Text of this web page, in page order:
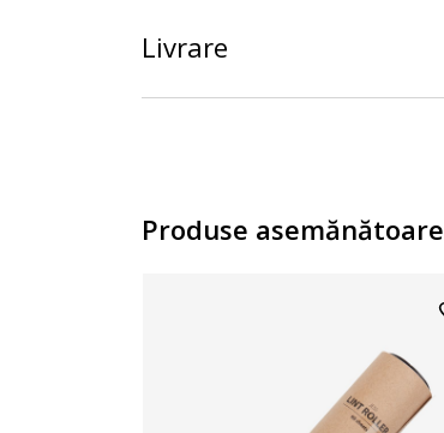
Livrare
Produse asemănătoare